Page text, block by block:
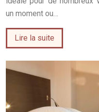
un moment ou…
Lire la suite